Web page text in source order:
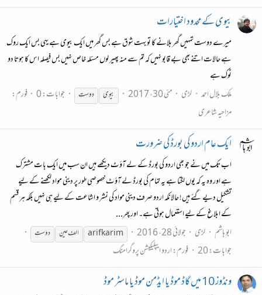
بیوی کے محدود اختیارات
میرے دوست تمہیں گھر بلانے کا تو بہت شوق ہے بس گھر میں ایک بیوی ہے یہی بس ایک روک
ہے حالات اتنے بھی بے قابو نہیں کہ تم سے منہ پھیر لوں مسئلہ خاص نہیں بس فیصلہ اس کا ہوتا دو
ٹوک ہے
ملک بلال احمد لڑی مئی 30، 2017 بیوی دوست جوابات: 0
فورم:
مزاحیہ شاعری
ایک عام اردو کی بورڈ کی ضرورت
اب تک میں نے جو بھی اردو کی بورڈ کے لے آؤٹ دیکھے ہیں ان سب میں ایک بات مشترک
ہے اور وہ یہ کہ یوں لگتا ہے یہ تمام کی بورڈ لے آؤٹ خصوصی طور پر دینی مواد لکھنے کے لیے
تشکیل دیے گئے ہیں! حالانکہ اردو صرف دینی مواد کی نشر و اشاعت کے لیے ہی نہیں بلکہ ہر قسم
کے ابلاغ کے لیے استعمال ہوتی ہے۔ اور پھر...
ابو ہاشم لڑی جولائی 28، 2016 arifkarim الف عین دوست
جوابات: 20 فورم:اردو ایپلیکیشن پروگرامنگ
ونڈوز 10 میں گاڈ موڈ یا ایڈمن موڈ یا ماسٹر موڈ